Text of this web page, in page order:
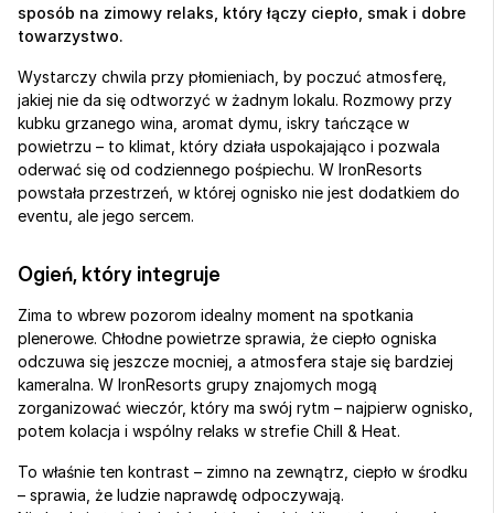
sposób na zimowy relaks, który łączy ciepło, smak i dobre
towarzystwo.
Wystarczy chwila przy płomieniach, by poczuć atmosferę,
jakiej nie da się odtworzyć w żadnym lokalu. Rozmowy przy
kubku grzanego wina, aromat dymu, iskry tańczące w
powietrzu – to klimat, który działa uspokajająco i pozwala
oderwać się od codziennego pośpiechu. W IronResorts
powstała przestrzeń, w której ognisko nie jest dodatkiem do
eventu, ale jego sercem.
Ogień, który integruje
Zima to wbrew pozorom idealny moment na spotkania
plenerowe. Chłodne powietrze sprawia, że ciepło ogniska
odczuwa się jeszcze mocniej, a atmosfera staje się bardziej
kameralna. W IronResorts grupy znajomych mogą
zorganizować wieczór, który ma swój rytm – najpierw ognisko,
potem kolacja i wspólny relaks w strefie Chill & Heat.
To właśnie ten kontrast – zimno na zewnątrz, ciepło w środku
– sprawia, że ludzie naprawdę odpoczywają.